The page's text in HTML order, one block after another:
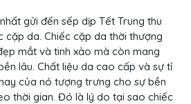
gửi đến sếp dịp Tết Trung thu
cặp da. Chiếc cặp da thời thượng
mắt và tinh xảo mà còn mang
lâu. Chất liệu da cao cấp và sự tỉ
của nó tượng trưng cho sự bền
thời gian. Đó là lý do tại sao chiếc